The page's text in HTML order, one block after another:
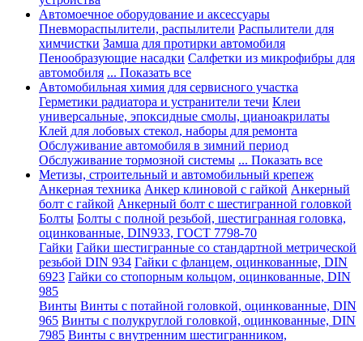
Автомоечное оборудование и аксессуары
Пневмораспылители, распылители Распылители для
химчистки Замша для протирки автомобиля
Пенообразующие насадки Салфетки из микрофибры для
автомобиля ... Показать все
Автомобильная химия для сервисного участка
Герметики радиатора и устранители течи Клеи
универсальные, эпоксидные смолы, цианоакрилаты
Клей для лобовых стекол, наборы для ремонта
Обслуживание автомобиля в зимний период
Обслуживание тормозной системы ... Показать все
Метизы, строительный и автомобильный крепеж
Анкерная техника Анкер клиновой с гайкой Анкерный
болт с гайкой Анкерный болт с шестигранной головкой
Болты Болты с полной резьбой, шестигранная головка,
оцинкованные, DIN933, ГОСТ 7798-70
Гайки Гайки шестигранные со стандартной метрической
резьбой DIN 934 Гайки с фланцем, оцинкованные, DIN
6923 Гайки со стопорным кольцом, оцинкованные, DIN
985
Винты Винты с потайной головкой, оцинкованные, DIN
965 Винты с полукруглой головкой, оцинкованные, DIN
7985 Винты с внутренним шестигранником,